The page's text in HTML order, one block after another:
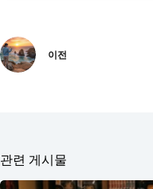
이전
관련 게시물